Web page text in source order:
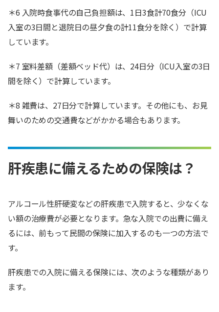
＊6 入院時食事代の自己負担額は、1日3食計70食分（ICU
入室の3日間と退院日の昼夕食の計11食分を除く）で計算
しています。
＊7 室料差額（差額ベッド代）は、24日分（ICU入室の3日
間を除く）で計算しています。
＊8 雑費は、27日分で計算しています。その他にも、お見
舞いのための交通費などがかかる場合もあります。
肝疾患に備えるための保険は？
アルコール性肝硬変などの肝疾患で入院すると、少なくな
い額の治療費が必要となります。急な入院での出費に備え
るには、前もって民間の保険に加入するのも一つの方法で
す。
肝疾患での入院に備える保険には、次のような種類があり
ます。